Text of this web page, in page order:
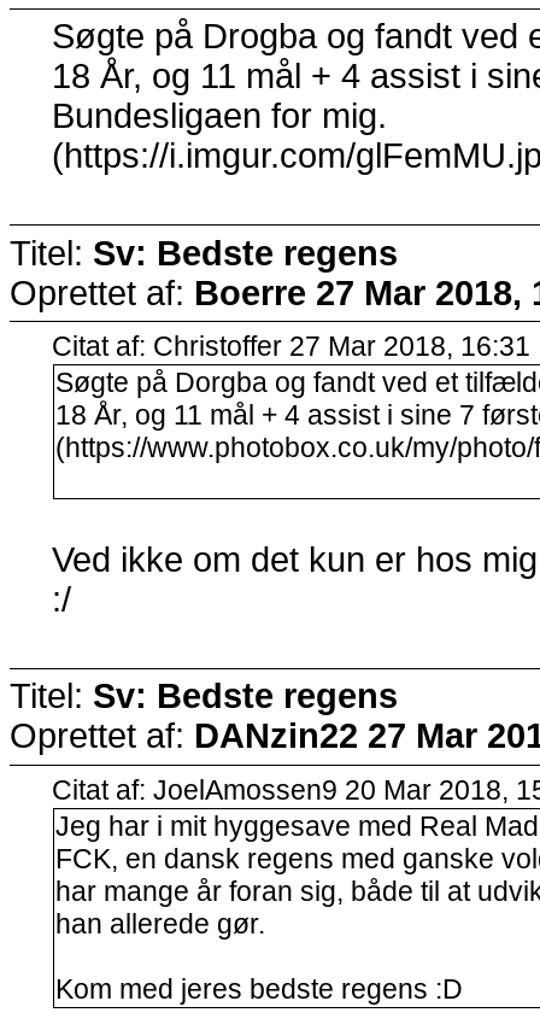
Søgte på Drogba og fandt ved
18 År, og 11 mål + 4 assist i
Bundesligaen for mig.
(https://i.imgur.com/
Titel: Sv: Bedste regens
Oprettet af: Boerre 27 Mar 2018,
Citat af: Christoffer 27 Mar 2018, 16:31
Søgte på Dorgba og fandt ved et
18 År, og 11 mål + 4 assist i sine 7
(https://www.photobox.co.uk/my/
Ved ikke om det kun er hos
:/
Titel: Sv: Bedste regens
Oprettet af: DANzin22 27 Mar
Citat af: JoelAmossen9 20 Mar 2018,
Jeg har i mit hyggesave med Real
FCK, en dansk regens med ganske
har mange år foran sig, både til at
han allerede gør.
Kom med jeres bedste regens :D